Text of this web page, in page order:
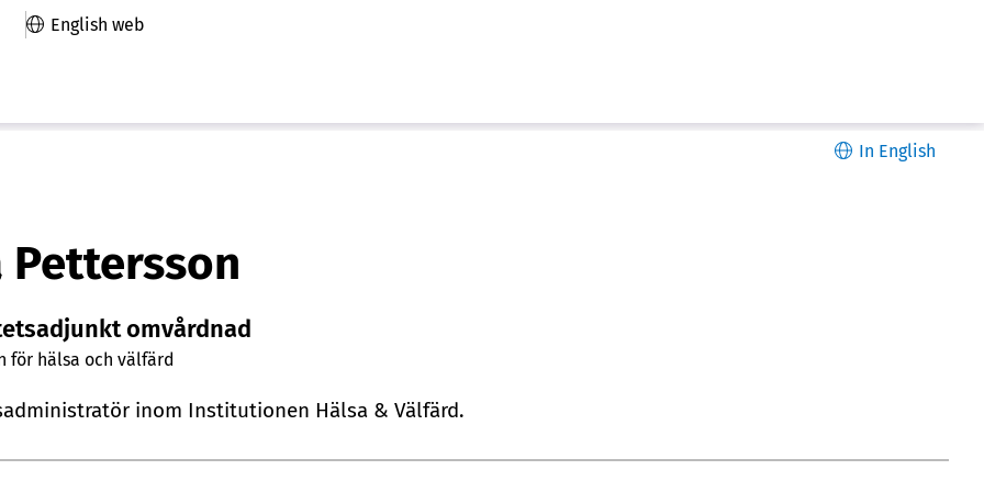
English web
In English
Pettersson
omvårdnad
för hälsa och välfärd
inom Institutionen Hälsa & Välfärd.